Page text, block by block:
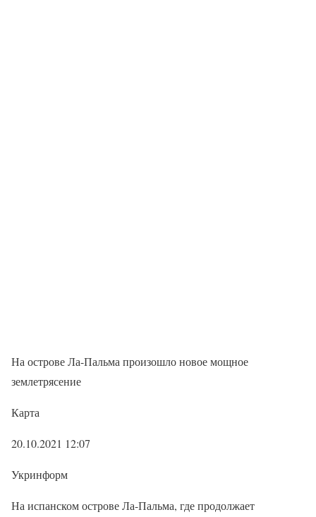
На острове Ла-Пальма произошло новое мощное
землетрясение
Карта
20.10.2021 12:07
Укринформ
На испанском острове Ла-Пальма, где продолжает